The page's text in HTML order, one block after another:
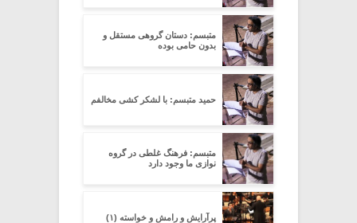
متبسم: دستان گروهی مستقل و
بدون حامی بوده
حمید متبسم: با لشکر کشی مخالفم
متبسم: فرهنگ غلطی در گروه
نوازی ما وجود دارد
پرآرایش و رامش و خواسته (۱)